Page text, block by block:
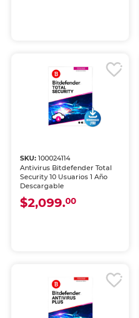
SKU:100024114
Antivirus Bitdefender Total
Security 10 Usuarios 1 Año
Descargable
$2,099.00